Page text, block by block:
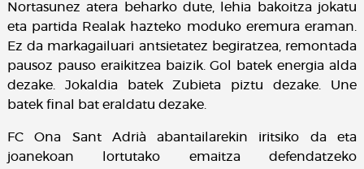
Nortasunez atera beharko dute, lehia bakoitza jokatu
eta partida Realak hazteko moduko eremura eraman.
Ez da markagailuari antsietatez begiratzea, remontada
pausoz pauso eraikitzea baizik. Gol batek energia alda
dezake. Jokaldia batek Zubieta piztu dezake. Une
batek final bat eraldatu dezake.
FC Ona Sant Adrià abantailarekin iritsiko da eta
joanekoan lortutako emaitza defendatzeko